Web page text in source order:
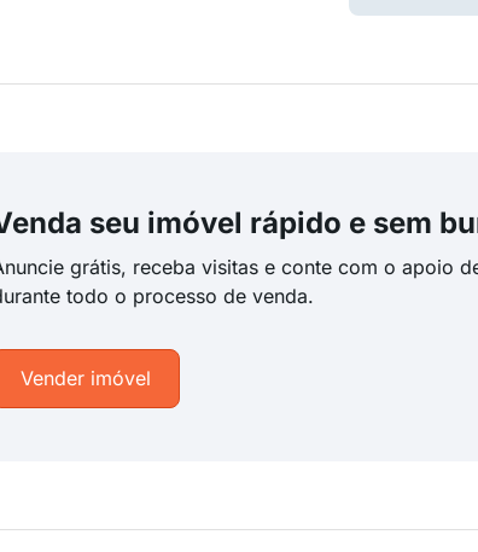
seu imóvel rápido e sem
grátis, receba visitas e conte com o apoio
todo o processo de venda.
Vender imóvel